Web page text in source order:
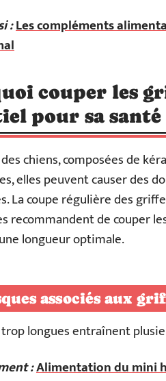
:Les compléments
couper les
pour sa santé
chiens, composées de
elles peuvent causer des
La coupe régulière des
recommandent de couper
longueur optimale.
associés aux
longues entraînent
:Alimentation du mini